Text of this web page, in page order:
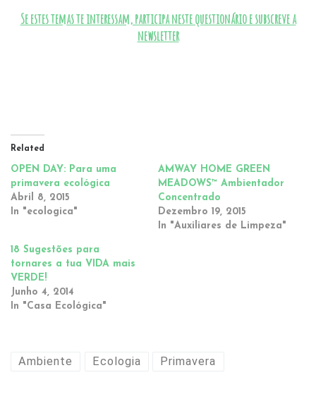
Se estes temas te interessam, participa neste questionário e subscreve a
newsletter
Related
OPEN DAY: Para uma
primavera ecológica
Abril 8, 2015
In "ecologica"
AMWAY HOME GREEN
MEADOWS™ Ambientador
Concentrado
Dezembro 19, 2015
In "Auxiliares de Limpeza"
18 Sugestões para
tornares a tua VIDA mais
VERDE!
Junho 4, 2014
In "Casa Ecológica"
Ambiente Ecologia Primavera